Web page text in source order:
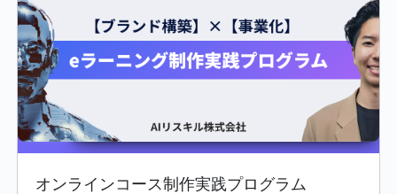
オンラインコース制作実践プログラム